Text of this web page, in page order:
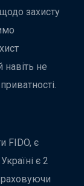
захисту
навіть не
FIDO, є
є 2